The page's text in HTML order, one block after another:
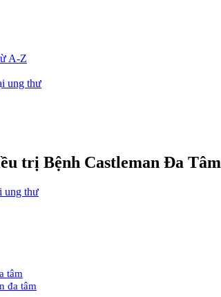
A-Z
ung thư
trị Bệnh Castleman Đa Tâm
ung thư
tâm
đa tâm